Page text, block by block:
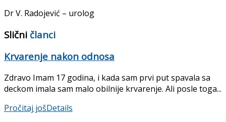
Dr V. Radojević – urolog
Slični članci
Krvarenje nakon odnosa
Zdravo Imam 17 godina, i kada sam prvi put spavala sa
deckom imala sam malo obilnije krvarenje. Ali posle toga...
Pročitaj jošDetails